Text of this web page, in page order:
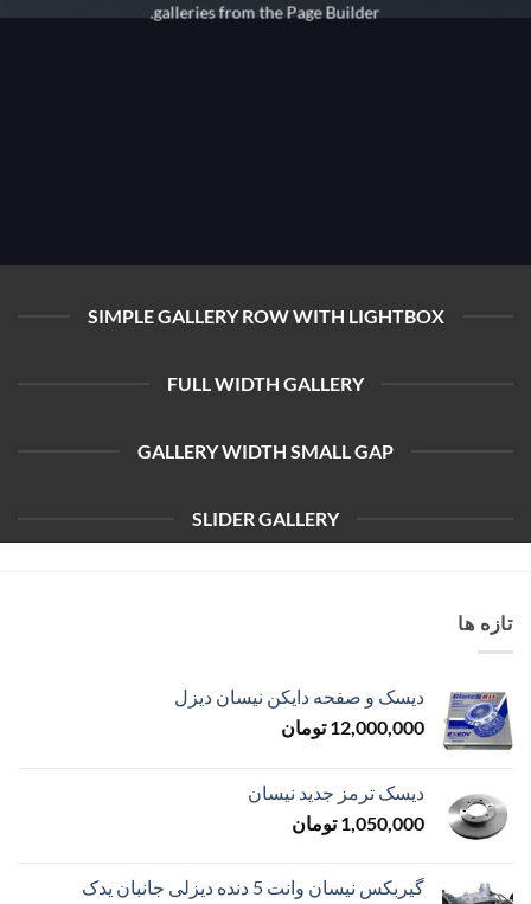
galleries from the Page Builder.
SIMPLE GALLERY ROW WITH LIGHTBOX
FULL WIDTH GALLERY
GALLERY WIDTH SMALL GAP
SLIDER GALLERY
تازه ها
دیسک و صفحه دایکن نیسان دیزل
12,000,000 تومان
دیسک ترمز جدید نیسان
1,050,000 تومان
گیربکس نیسان وانت 5 دنده دیزلی جانبان یدک